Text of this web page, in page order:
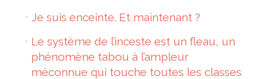
Je suis enceinte. Et maintenant ?
Le système de l’inceste est un fleau, un
phénomène tabou à l’ampleur
méconnue qui touche toutes les classes